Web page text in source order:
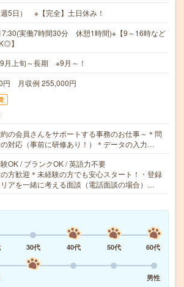
5日） ※【完全】土日休み！
実働7時間30分 休憩1時間)※【9～16時など
】
月上旬～長期 ※9月～！
円 月収例 255,000円
の会員さんをサポートする事務のお仕事～＊問
対応（事前に研修あり！）＊データの入力…
OK / ブランクOK / 英語力不要
方歓迎＊未経験の方でも安心スタート！・登録
アを一緒に考える面談（電話面談の場合）…
30代 40代 50代
60代
男性